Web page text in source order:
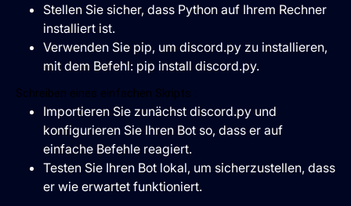
Stellen Sie sicher, dass Python auf Ihrem Rechner
installiert ist.
Verwenden Sie pip, um discord.py zu installieren,
mit dem Befehl: pip install discord.py.
Schreiben eines einfachen Skripts :
Importieren Sie zunächst discord.py und
konfigurieren Sie Ihren Bot so, dass er auf
einfache Befehle reagiert.
Testen Sie Ihren Bot lokal, um sicherzustellen, dass
er wie erwartet funktioniert.